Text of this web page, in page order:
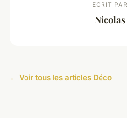
ECRIT PAR
Nicolas
← Voir tous les articles Déco